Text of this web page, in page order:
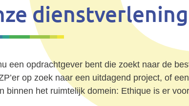
dienstverlening
een opdrachtgever bent die zoekt naar de
op zoek naar een uitdagend project, of
binnen het ruimtelijk domein: Ethique is er